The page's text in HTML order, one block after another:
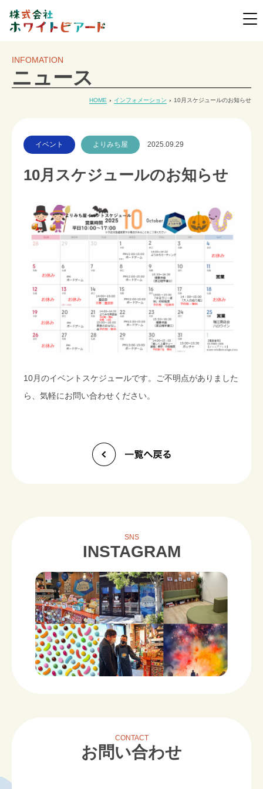
INFOMATION
ニュース
HOME インフォメーション 10月スケジュールのお知らせ
イベント よりみち屋 2025.09.29
10月スケジュールのお知らせ
10月のイベントスケジュールです。ご不明点がありました
ら、気軽にお問い合わせください。
SNS
INSTAGRAM
CONTACT
お問い合わせ